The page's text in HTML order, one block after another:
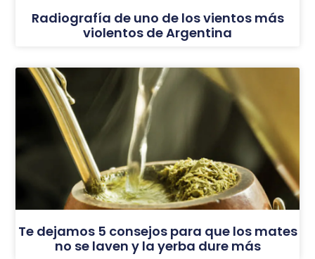
Radiografía de uno de los vientos más
violentos de Argentina
Te dejamos 5 consejos para que los mates
no se laven y la yerba dure más